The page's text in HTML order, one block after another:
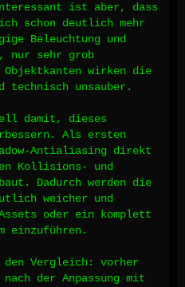
ist aber, dass
schon deutlich mehr
Beleuchtung und
nur sehr grob
wirken die
technisch unsauber.
damit, dieses
Als ersten
Antialiasing direkt
Kollisions- und
Dadurch werden die
weicher und
oder ein komplett
einzuführen.
Vergleich: vorher
der Anpassung mit